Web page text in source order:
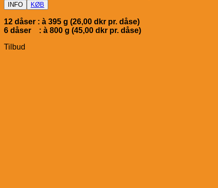
INFO KØB
12 dåser : à 395 g (26,00 dkr pr. dåse)
6 dåser : à 800 g (45,00 dkr pr. dåse)
Tilbud